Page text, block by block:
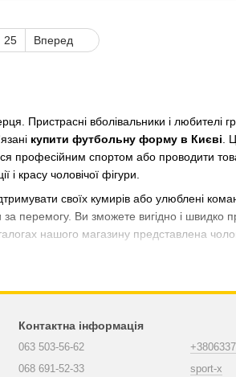
Пристрасні вболівальники і любителі
купити футбольну форму в Києві .
професійним спортом або проводити
і красу чоловічої фігури.
своїх кумирів або улюблені
за перемогу. Ви зможете вигідно і швидко
нашого магазину представлена
м'ячем, а голкіперу не пропустити м'яч,
за кольором і дизайну.
магазинів з продажу цієї екіпіровки,
25 Вперед
Контактна інформація
063 503-56-62
068 691-52-33
sport-x